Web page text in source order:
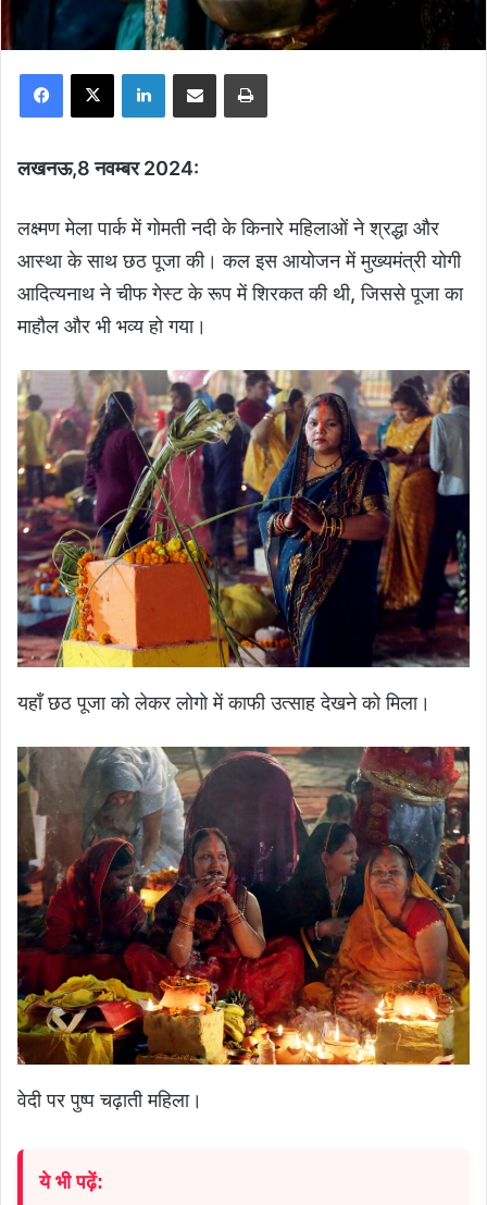
Facebook
X LinkedInShare via Email Print
लखनऊ,8 नवम्बर 2024:
लक्ष्मण मेला पार्क में गोमती नदी के किनारे महिलाओं ने श्रद्धा और
आस्था के साथ छठ पूजा की। कल इस आयोजन में मुख्यमंत्री योगी
आदित्यनाथ ने चीफ गेस्ट के रूप में शिरकत की थी, जिससे पूजा का
माहौल और भी भव्य हो गया।
यहाँ छठ पूजा को लेकर लोगो में काफी उत्साह देखने को मिला।
वेदी पर पुष्प चढ़ाती महिला।
ये भी पढ़ें: